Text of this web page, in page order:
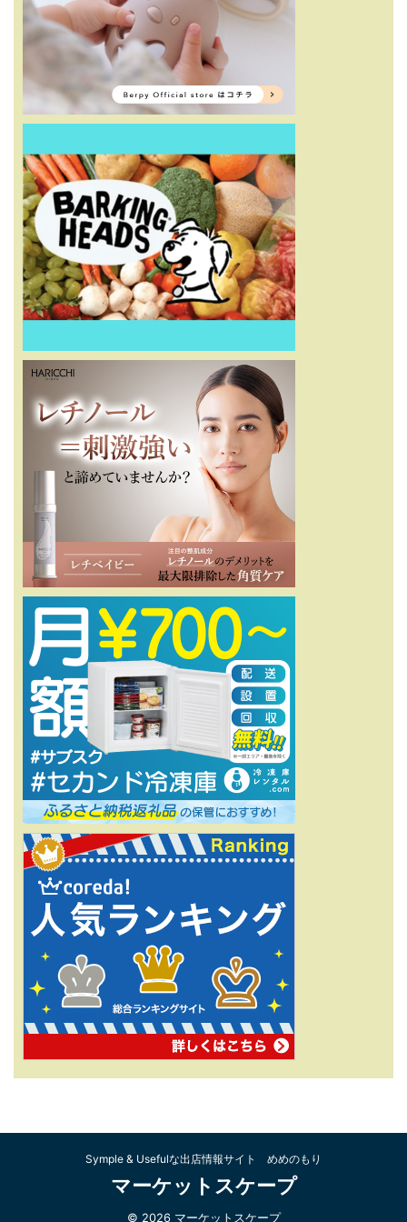
Symple & Usefulな出店情報サイト めめのもり
マーケットスケープ
© 2026 マーケットスケープ